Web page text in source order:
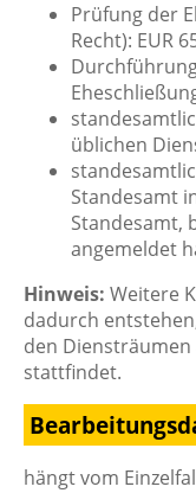
Prüfung der
Recht): EUR
üblichen
Standesamt
Standesamt,
angemeldet
Hinweis: Weitere
dadurch
den Diensträumen
stattfindet.
hängt vom